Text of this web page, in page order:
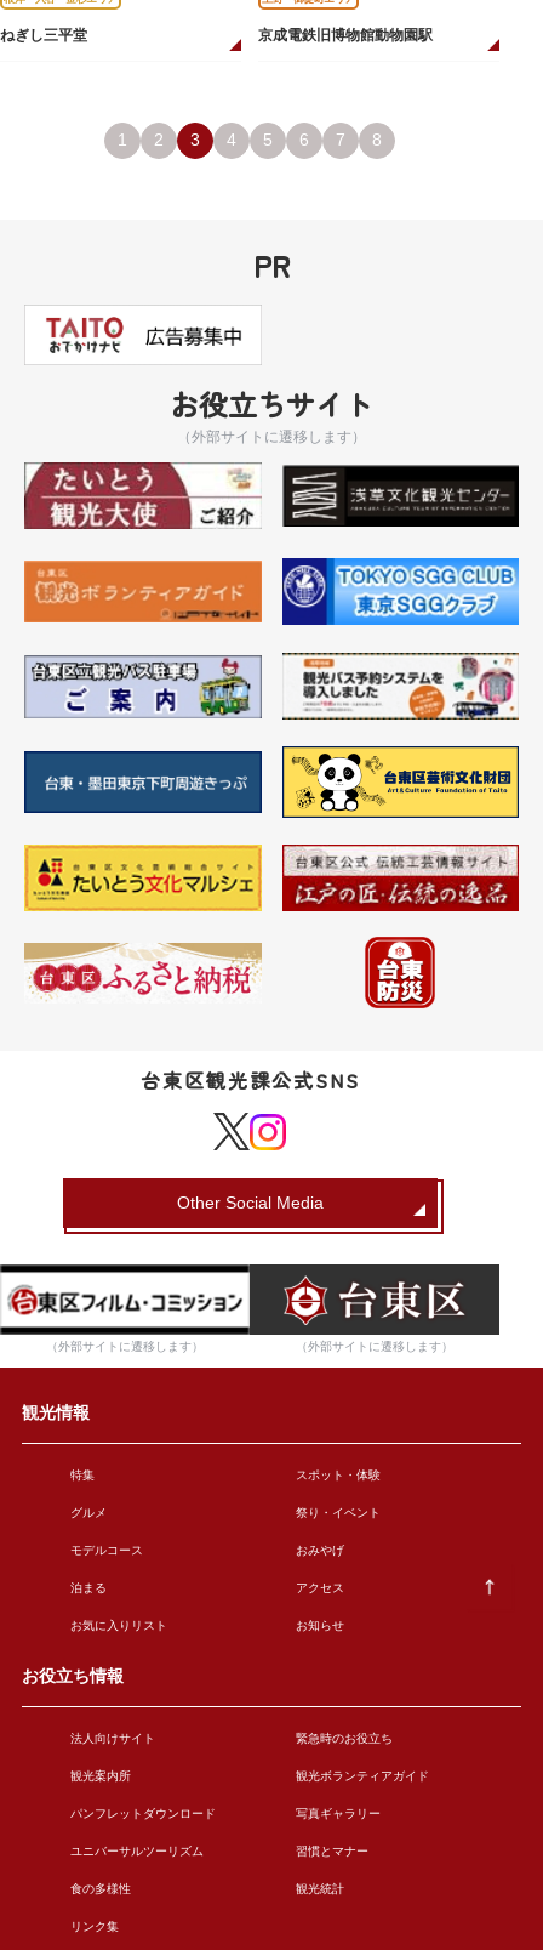
ねぎし三平堂 京成電鉄旧博物館動物園駅
1 2 3 4 5 6 7 8
PR
お役立ちサイト
（外部サイトに遷移します）
台東区観光課公式SNS
Other Social Media
（外部サイトに遷移します） （外部サイトに遷移します）
観光情報
特集 スポット・体験
グルメ 祭り・イベント
モデルコース おみやげ
泊まる アクセス
お気に入りリスト お知らせ
お役立ち情報
法人向けサイト 緊急時のお役立ち
観光案内所 観光ボランティアガイド
パンフレットダウンロード 写真ギャラリー
ユニバーサルツーリズム 習慣とマナー
食の多様性 観光統計
リンク集